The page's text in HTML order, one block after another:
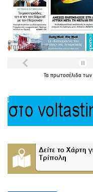
Τα πρωτοσέλιδα των